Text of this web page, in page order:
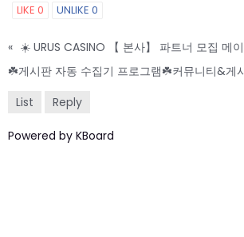
LIKE 0 UNLIKE 0
«
List
Reply
Powered by KBoard